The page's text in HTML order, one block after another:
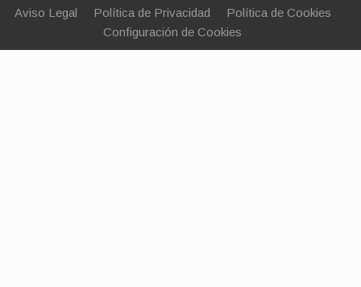
Aviso Legal Política de Privacidad
Política de Cookies
Configuración de Cookies